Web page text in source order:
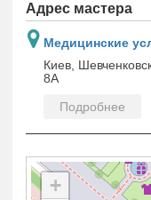
Адрес мастера
Медицинские
Киев,
8А
Подробнее
+